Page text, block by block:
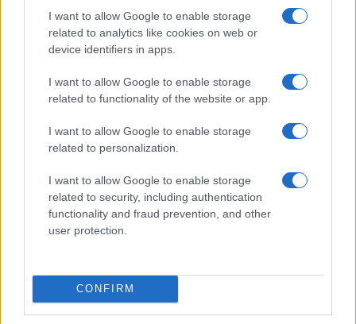
I want to allow Google to enable storage
related to analytics like cookies on web or
device identifiers in apps.
I want to allow Google to enable storage
related to functionality of the website or app.
I want to allow Google to enable storage
related to personalization.
I want to allow Google to enable storage
related to security, including authentication
functionality and fraud prevention, and other
user protection.
CONFIRM
LIFESTYLE
Cristian Castiglioni · 8 Ago 2026
LIFESTYLE